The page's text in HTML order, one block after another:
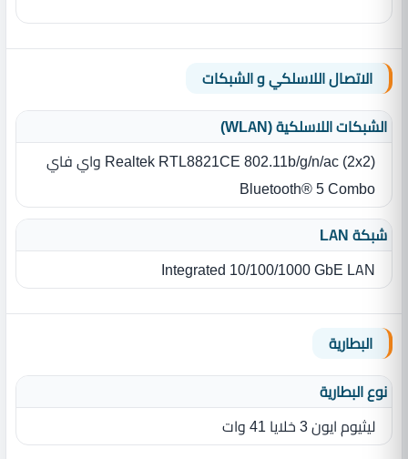
الاتصال اللاسلكي و الشبكات
الشبكات اللاسلكية (WLAN)
Realtek RTL8821CE 802.11b/g/n/ac (2x2) واي فاي
Bluetooth® 5 Combo
شبكة LAN
Integrated 10/100/1000 GbE LAN
البطارية
نوع البطارية‏
ليثيوم ايون 3 خلايا 41 وات